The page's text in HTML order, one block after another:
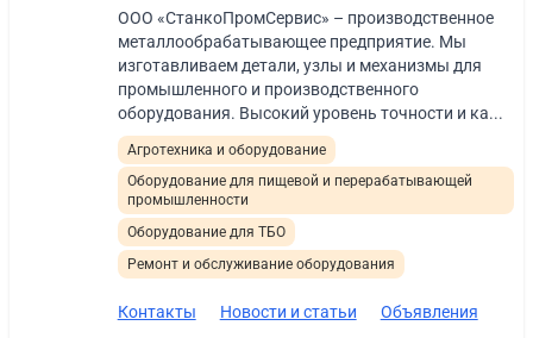
ООО «СтанкоПромСервис» – производственное
металлообрабатывающее предприятие. Мы
изготавливаем детали, узлы и механизмы для
промышленного и производственного
оборудования. Высокий уровень точности и ка...
Агротехника и оборудование
Оборудование для пищевой и перерабатывающей
промышленности
Оборудование для ТБО
Ремонт и обслуживание оборудования
Контакты Новости и статьи
Объявления